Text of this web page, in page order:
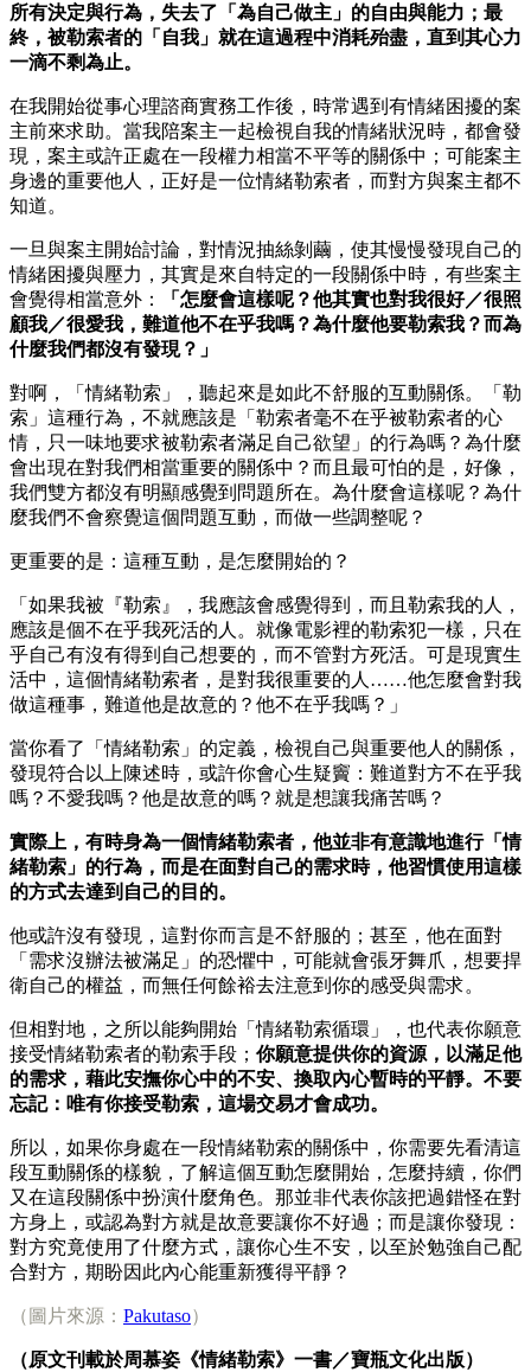
所有決定與行為，失去了「為自己做主」的自由與能力；最
終，被勒索者的「自我」就在這過程中消耗殆盡，直到其心力
一滴不剩為止。
在我開始從事心理諮商實務工作後，時常遇到有情緒困擾的案
主前來求助。當我陪案主一起檢視自我的情緒狀況時，都會發
現，案主或許正處在一段權力相當不平等的關係中；可能案主
身邊的重要他人，正好是一位情緒勒索者，而對方與案主都不
知道。
一旦與案主開始討論，對情況抽絲剝繭，使其慢慢發現自己的
情緒困擾與壓力，其實是來自特定的一段關係中時，有些案主
會覺得相當意外：
「怎麼會這樣呢？他其實也對我很好／很照
顧我／很愛我，難道他不在乎我嗎？為什麼他要勒索我？而為
什麼我們都沒有發現？」
對啊，「情緒勒索」，聽起來是如此不舒服的互動關係。「勒
索」這種行為，不就應該是「勒索者毫不在乎被勒索者的心
情，只一味地要求被勒索者滿足自己欲望」的行為嗎？為什麼
會出現在對我們相當重要的關係中？而且最可怕的是，好像，
我們雙方都沒有明顯感覺到問題所在。為什麼會這樣呢？為什
麼我們不會察覺這個問題互動，而做一些調整呢？
更重要的是：這種互動，是怎麼開始的？
「如果我被『勒索』，我應該會感覺得到，而且勒索我的人，
應該是個不在乎我死活的人。就像電影裡的勒索犯一樣，只在
乎自己有沒有得到自己想要的，而不管對方死活。可是現實生
活中，這個情緒勒索者，是對我很重要的人……他怎麼會對我
做這種事，難道他是故意的？他不在乎我嗎？」
當你看了「情緒勒索」的定義，檢視自己與重要他人的關係，
發現符合以上陳述時，或許你會心生疑竇：難道對方不在乎我
嗎？不愛我嗎？他是故意的嗎？就是想讓我痛苦嗎？
實際上，有時身為一個情緒勒索者，他並非有意識地進行「情
緒勒索」的行為，而是在面對自己的需求時，他習慣使用這樣
的方式去達到自己的目的。
他或許沒有發現，這對你而言是不舒服的；甚至，他在面對
「需求沒辦法被滿足」的恐懼中，可能就會張牙舞爪，想要捍
衛自己的權益，而無任何餘裕去注意到你的感受與需求。
但相對地，之所以能夠開始「情緒勒索循環」，也代表你願意
接受情緒勒索者的勒索手段； 你願意提供你的資源，以滿足他
的需求，藉此安撫你心中的不安、換取內心暫時的平靜。不要
忘記：唯有你接受勒索，這場交易才會成功。
所以，如果你身處在一段情緒勒索的關係中，你需要先看清這
段互動關係的樣貌，了解這個互動怎麼開始，怎麼持續，你們
又在這段關係中扮演什麼角色。那並非代表你該把過錯怪在對
方身上，或認為對方就是故意要讓你不好過；而是讓你發現：
對方究竟使用了什麼方式，讓你心生不安，以至於勉強自己配
合對方，期盼因此內心能重新獲得平靜？
（圖片來源： Pakutaso）
（原文刊載於周慕姿《情緒勒索》一書／寶瓶文化出版）